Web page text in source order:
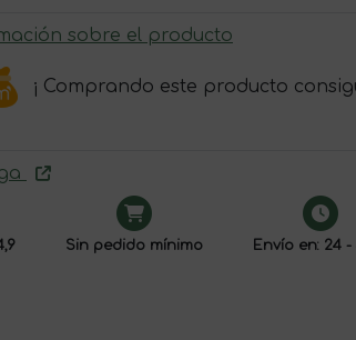
sobre el producto
¡ Comprando este producto
Sin pedido mínimo Envío en: 24 -